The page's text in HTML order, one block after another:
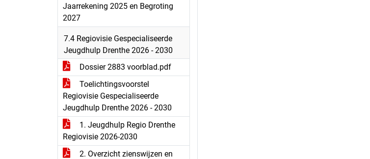
Jaarrekening 2025 en Begroting
2027
7.4 Regiovisie Gespecialiseerde
Jeugdhulp Drenthe 2026 - 2030
Dossier 2883 voorblad.pdf
Toelichtingsvoorstel
Regiovisie Gespecialiseerde
Jeugdhulp Drenthe 2026 - 2030
1. Jeugdhulp Regio Drenthe
Regiovisie 2026-2030
2. Overzicht zienswijzen en